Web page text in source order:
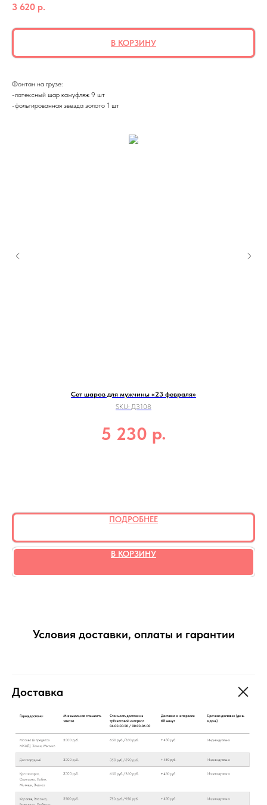
3 620 р.
В КОРЗИНУ
Фонтан на грузе:
-латексный шар камуфляж 9 шт
-фольгированная звезда золото 1 шт
Сет шаров для мужчины «23 февраля»
SKU: ДЗ108
5 230 р.
ПОДРОБНЕЕ
В КОРЗИНУ
Условия доставки, оплаты и гарантии
Доставка